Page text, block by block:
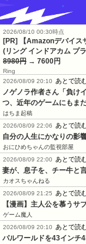
2026/08/10 00:30時点
[PR] 【Amazonデバイス
(リング インドアカム プ
8980円 → 7600円
Ring
2026/08/09 20:10
あとで読
ノゲノラ作者さん「負け
つ、近年のゲームにもま
はちま起稿
2026/08/09 22:06
あとで読
自分の人生にかなりの影
おにひめちゃんの監視部屋
2026/08/09 22:00
あとで読
妻が、息子を、チー牛と
カオスちゃんねる
2026/08/09 21:25
あとで読
【漫画】主人公を慕う
ゲーム魔人
2026/08/09 20:10
あとで読
パルワールドを43インチ